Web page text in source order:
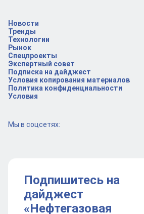
Новости
Тренды
Технологии
Рынок
Спецпроекты
Экспертный совет
Подписка на дайджест
Условия копирования материалов
Политика конфиденциальности
Условия
Мы в соцсетях:
Подпишитесь на
дайджест
«Нефтегазовая